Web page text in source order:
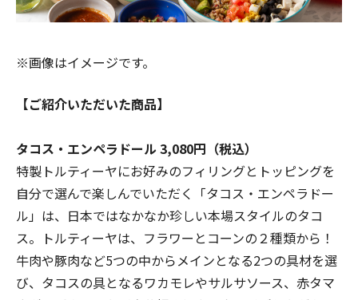
※画像はイメージです。
【ご紹介いただいた商品】
タコス・エンペラドール 3,080円（税込）
特製トルティーヤにお好みのフィリングとトッピングを
自分で選んで楽しんでいただく「タコス・エンペラドー
ル」は、日本ではなかなか珍しい本場スタイルのタコ
ス。トルティーヤは、フラワーとコーンの２種類から！
牛肉や豚肉など5つの中からメインとなる2つの具材を選
び、タコスの具となるワカモレやサルサソース、赤タマ